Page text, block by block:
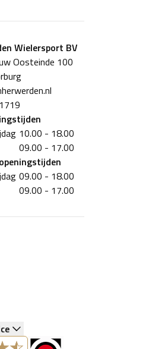
Wielersport BV
Oosteinde 100
10.00 - 18.00
09.00 - 17.00
openingstijden
09.00 - 18.00
09.00 - 17.00